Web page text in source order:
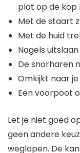
plat op de kop
Met de staart
Met de huid
Nagels uitslaan
De snorharen
Omkijkt naar
Een voorpoot
Let je niet goed
geen andere
weglopen. De